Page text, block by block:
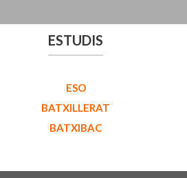
ESTUDIS
ESO
BATXILLERAT
BATXIBAC